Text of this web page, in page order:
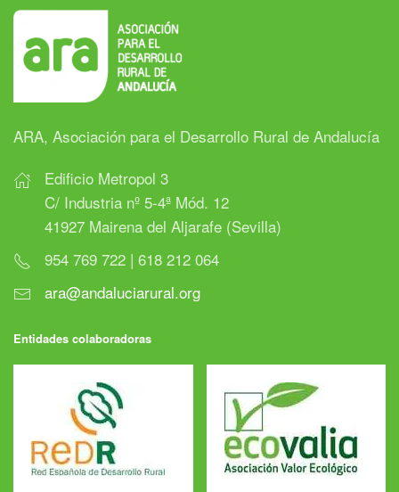
ARA, Asociación para el Desarrollo Rural de Andalucía
Edificio Metropol 3
C/ Industria nº 5-4ª Mód. 12
41927 Mairena del Aljarafe (Sevilla)
954 769 722 | 618 212 064
ara@andaluciarural.org
Entidades colaboradoras